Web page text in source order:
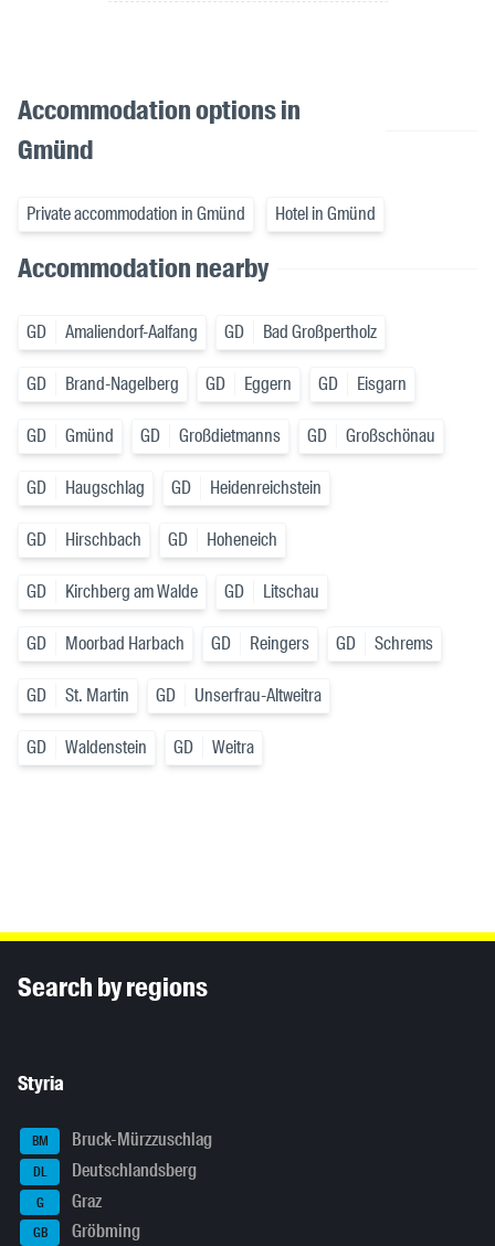
Accommodation options in
Gmünd
Private accommodation in Gmünd Hotel in Gmünd
Accommodation nearby
GD Amaliendorf-Aalfang GD Bad Großpertholz
GD Brand-Nagelberg GD Eggern GD Eisgarn
GD Gmünd GD Großdietmanns GD Großschönau
GD Haugschlag GD Heidenreichstein
GD Hirschbach GD Hoheneich
GD Kirchberg am Walde GD Litschau
GD Moorbad Harbach GD Reingers GD Schrems
GD St. Martin GD Unserfrau-Altweitra
GD Waldenstein GD Weitra
Search by regions
Styria
BM Bruck-Mürzzuschlag
DL Deutschlandsberg
G Graz
GB Gröbming